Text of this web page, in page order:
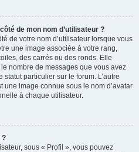
de mon nom d’utilisateur ?
de votre nom d’utilisateur lorsque vous
une image associée à votre rang,
des carrés ou des ronds. Elle
nombre de messages que vous avez
particulier sur le forum. L’autre
image connue sous le nom d’avatar
à chaque utilisateur.
?
sous « Profil », vous pouvez